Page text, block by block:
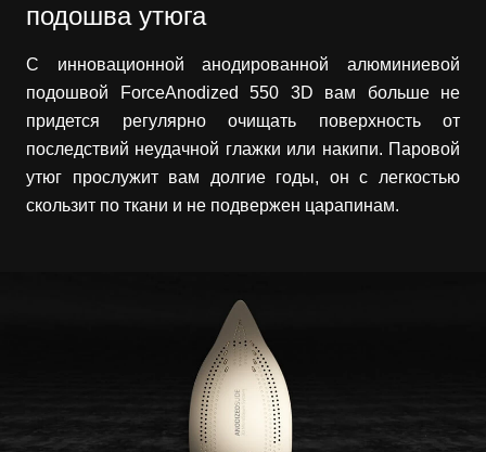
подошва утюга
С инновационной анодированной алюминиевой
подошвой ForceAnodized 550 3D вам больше не
придется регулярно очищать поверхность от
последствий неудачной глажки или накипи. Паровой
утюг прослужит вам долгие годы, он с легкостью
скользит по ткани и не подвержен царапинам.